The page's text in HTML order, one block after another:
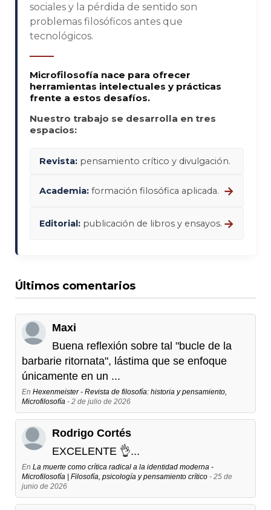
sociales y la pérdida de sentido son
problemas filosóficos antes que
tecnológicos.
Microfilosofía nace para ofrecer
herramientas intelectuales y prácticas
frente a estos desafíos.
Nuestro trabajo se desarrolla en tres
espacios:
Revista: pensamiento crítico y divulgación.
Academia: formación filosófica aplicada. →
Editorial: publicación de libros y ensayos. →
Últimos comentarios
Maxi
Buena reflexión sobre tal "bucle de la
barbarie ritornata", lástima que se enfoque
únicamente en un ...
En Hexenmeister - Revista de filosofía: historia y pensamiento,
Microfilosofía - 2 de julio de 2026
Rodrigo Cortés
EXCELENTE 👌...
En La muerte como crítica radical a la identidad moderna -
Microfilosofía | Filosofía, psicología y pensamiento crítico - 25 de
junio de 2026